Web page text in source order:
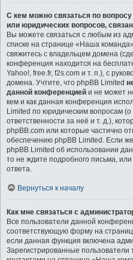
С кем можно связаться по
или юридических вопросов,
Вы можете связаться с любым из
списке на странице «Наша
свяжитесь с владельцем домена
конференция находится на
Yahoo!, free.fr, f2s.com и т. п.), с
домена. Учтите, что phpBB Limited
данной конференцией и не может
кем и как данная конференция
Limited по юридическим вопросам
ответственности за неё и т. д.),
phpBB.com или которые частично
обеспечению phpBB Limited. Если
phpBB Limited об использовании
то не ждите подробного письма,
ответа.
Вернуться к началу
Как мне связаться с
Все пользователи данной
соответствующую форму на
если данная функция включена
Зарегистрированные пользователи